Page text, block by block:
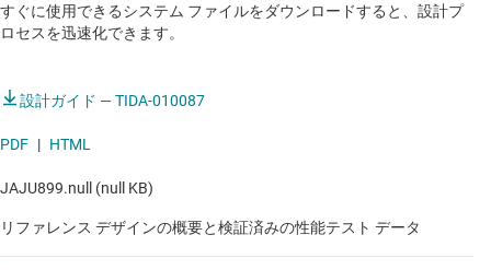
バッテリ セルの形成とテスト機器
すぐに使用できるシステム ファイルをダウンロードすると、設計プ
ロセスを迅速化できます。
設計ガイド — TIDA-010087
PDF | HTML
JAJU899.null (null KB)
リファレンス デザインの概要と検証済みの性能テスト データ